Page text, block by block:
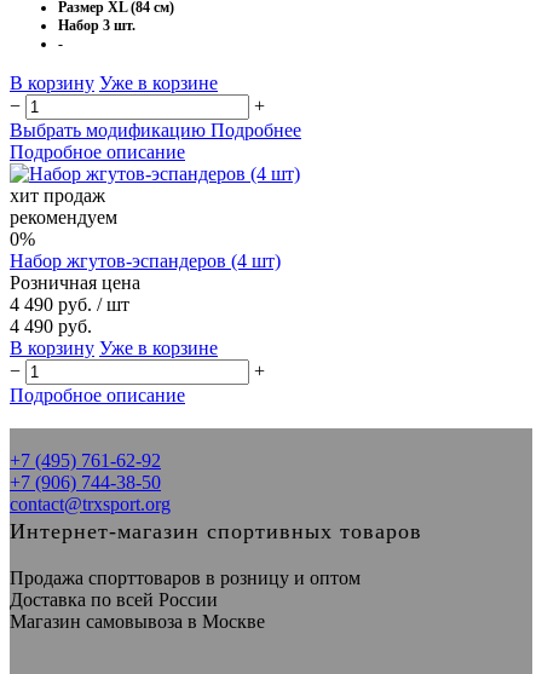
Размер XL (84 см)
Набор 3 шт.
-
В корзину Уже в корзине
−
+
Выбрать модификацию Подробнее
Подробное описание
хит продаж
рекомендуем
0%
Набор жгутов-эспандеров (4 шт)
Розничная цена
4 490 руб. / шт
4 490 руб.
В корзину Уже в корзине
−
+
Подробное описание
+7 (495) 761-62-92
+7 (906) 744-38-50
contact@trxsport.org
Интернет-магазин спортивных товаров
Продажа спорттоваров в розницу и оптом
Доставка по всей России
Магазин самовывоза в Москве